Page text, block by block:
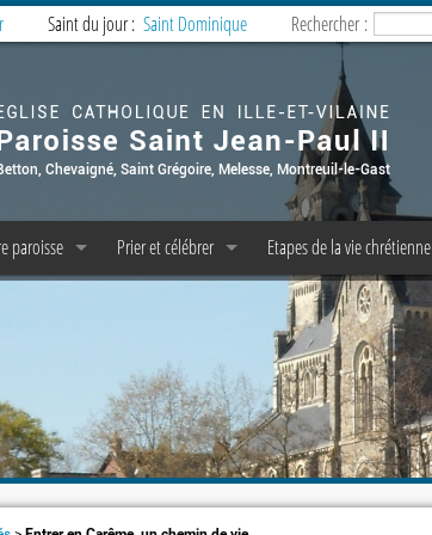
Saint du jour : Saint Dominique Rechercher :
paroisse
diacres, laïcs permanents, C P P et C P A E
paroissiales
à Betton : messe dominicale
Echo de Betton
Prier et célébrer
Préparer la messe dominicale
Service de la liturgie
Offrandes de messe
Groupes et temps de prière
Etapes de la vie chrétienne
Baptême
Confession/Réconciliation
Première Communion
Profession de Foi
Confirmation
Mariage